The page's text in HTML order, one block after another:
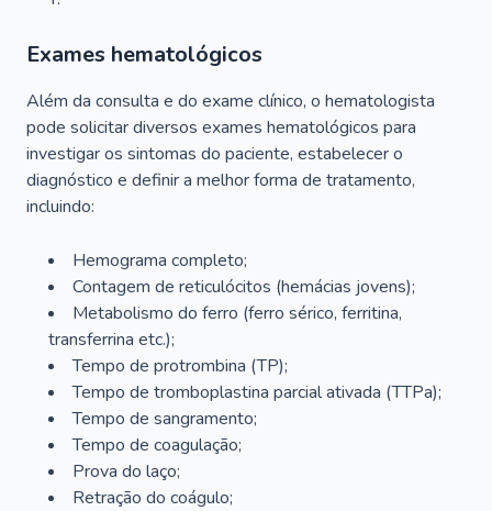
Exames hematológicos
Além da consulta e do exame clínico, o hematologista
pode solicitar diversos exames hematológicos para
investigar os sintomas do paciente, estabelecer o
diagnóstico e definir a melhor forma de tratamento,
incluindo:
Hemograma completo;
Contagem de reticulócitos (hemácias jovens);
Metabolismo do ferro (ferro sérico, ferritina,
transferrina etc.);
Tempo de protrombina (TP);
Tempo de tromboplastina parcial ativada (TTPa);
Tempo de sangramento;
Tempo de coagulação;
Prova do laço;
Retração do coágulo;